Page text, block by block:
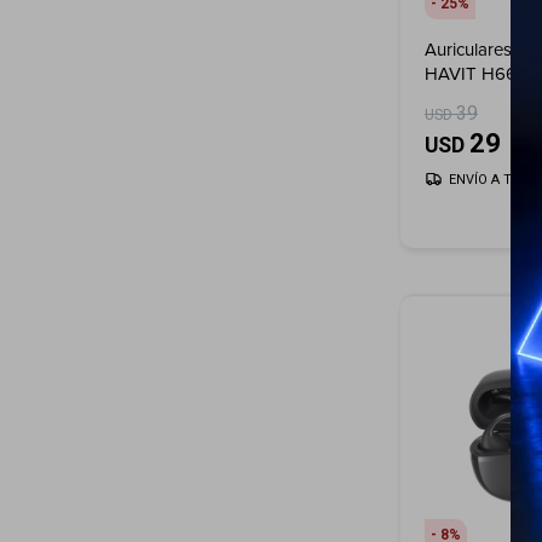
Auriculares
HAVIT
USD 39
USD 29
ENVÍO A TODO
8